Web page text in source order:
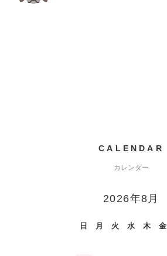
CALENDAR
カレンダー
2026年8月
日 月 火 水 木 金